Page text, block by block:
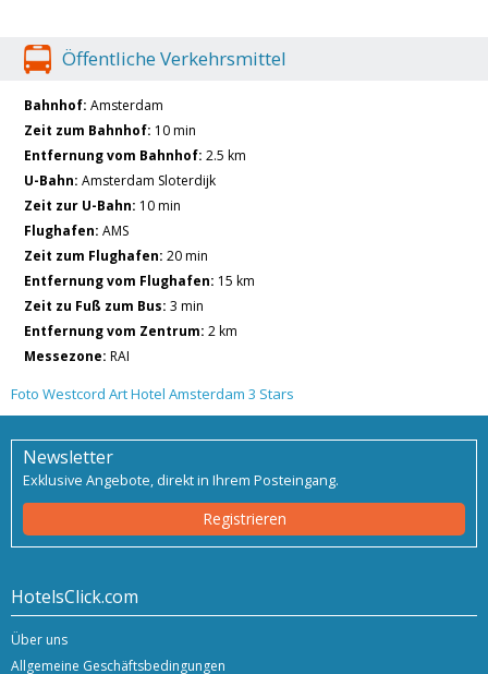
Öffentliche Verkehrsmittel
Bahnhof: Amsterdam
Zeit zum Bahnhof: 10 min
Entfernung vom Bahnhof: 2.5 km
U-Bahn: Amsterdam Sloterdijk
Zeit zur U-Bahn: 10 min
Flughafen: AMS
Zeit zum Flughafen: 20 min
Entfernung vom Flughafen: 15 km
Zeit zu Fuß zum Bus: 3 min
Entfernung vom Zentrum: 2 km
Messezone: RAI
Foto Westcord Art Hotel Amsterdam 3 Stars
Newsletter
Exklusive Angebote, direkt in Ihrem Posteingang.
Registrieren
HotelsClick.com
Über uns
Allgemeine Geschäftsbedingungen